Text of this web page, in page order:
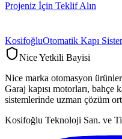
Projeniz İçin Teklif Alın
KosifoğluOtomatik Kapı
Nice Yetkili Bayisi
Nice marka otomasyon
Garaj kapısı motorları, bahçe
sistemlerinde uzman çözüm
Kosifoğlu Teknoloji San. ve